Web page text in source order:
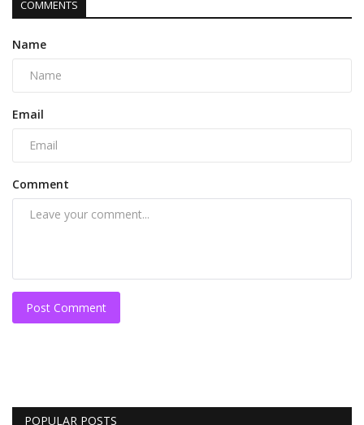
COMMENTS
Name
Email
Comment
Post Comment
POPULAR POSTS